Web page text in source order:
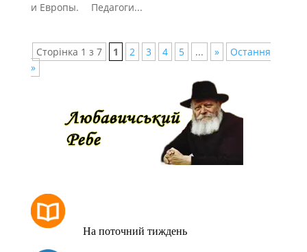
и Европы. ⠀ Педагоги...
Сторінка 1 з 7 1 2 3 4 5 ... »
Остання
»
На поточний тиждень